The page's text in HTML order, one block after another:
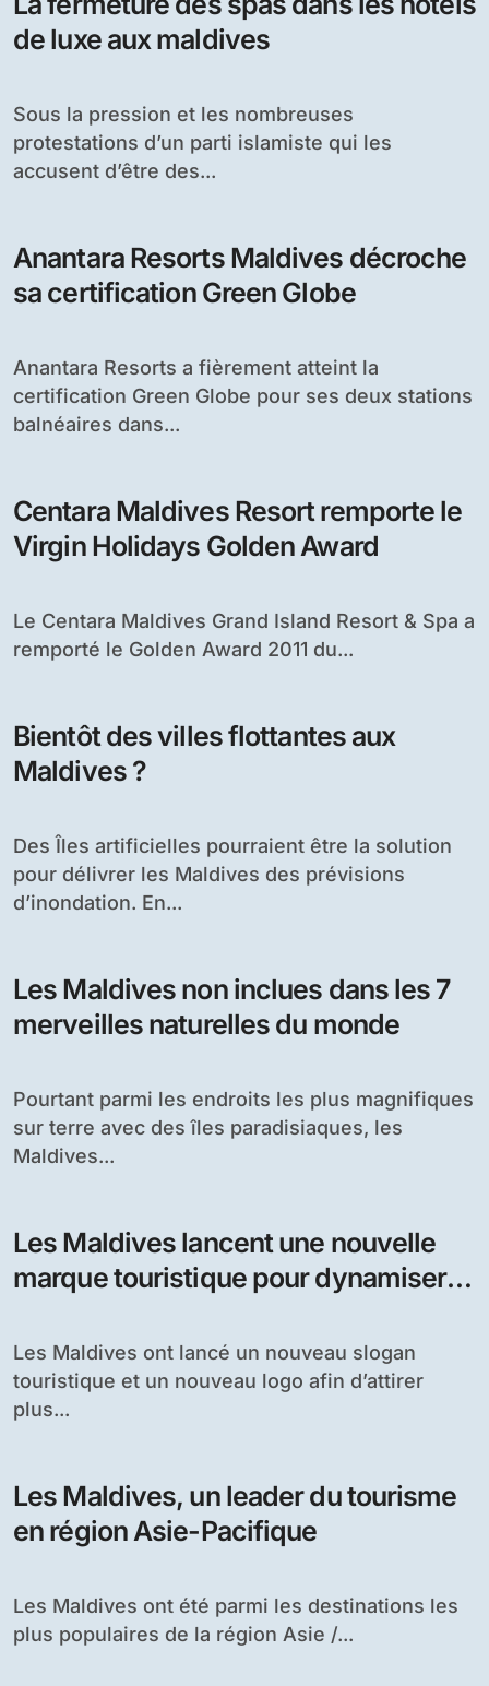
de luxe aux maldives
Sous la pression et les nombreuses
protestations d’un parti islamiste qui les
accusent d’être des...
Anantara Resorts Maldives décroche
sa certification Green Globe
Anantara Resorts a fièrement atteint la
certification Green Globe pour ses deux stations
balnéaires dans...
Centara Maldives Resort remporte le
Virgin Holidays Golden Award
Le Centara Maldives Grand Island Resort & Spa a
remporté le Golden Award 2011 du...
Bientôt des villes flottantes aux
Maldives ?
Des Îles artificielles pourraient être la solution
pour délivrer les Maldives des prévisions
d’inondation. En...
Les Maldives non inclues dans les 7
merveilles naturelles du monde
Pourtant parmi les endroits les plus magnifiques
sur terre avec des îles paradisiaques, les
Maldives...
Les Maldives lancent une nouvelle
marque touristique pour dynamiser
Les Maldives ont lancé un nouveau slogan
touristique et un nouveau logo afin d’attirer
plus...
Les Maldives, un leader du tourisme
en région Asie-Pacifique
Les Maldives ont été parmi les destinations les
plus populaires de la région Asie /...